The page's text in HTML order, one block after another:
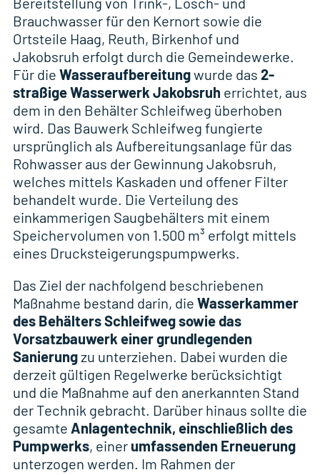
Brauchwasser für den Kernort sowie die
Ortsteile Haag, Reuth, Birkenhof und
Jakobsruh erfolgt durch die Gemeindewerke.
Für die Wasseraufbereitungwurde das 2-
straßige Wasserwerk Jakobsruh errichtet, aus
dem in den Behälter Schleifweg überhoben
wird. Das Bauwerk Schleifweg fungierte
ursprünglich als Aufbereitungsanlage für das
Rohwasser aus der Gewinnung Jakobsruh,
welches mittels Kaskaden und offener Filter
behandelt wurde. Die Verteilung des
einkammerigen Saugbehälters mit einem
Speichervolumen von 1.500 m³ erfolgt mittels
eines Drucksteigerungspumpwerks.
Das Ziel der nachfolgend beschriebenen
Maßnahme bestand darin, die Wasserkammer
des Behälters Schleifweg sowie das
Vorsatzbauwerk einer grundlegenden
Sanierungzu unterziehen. Dabei wurden die
derzeit gültigen Regelwerke berücksichtigt
und die Maßnahme auf den anerkannten Stand
der Technik gebracht. Darüber hinaus sollte die
gesamte Anlagentechnik, einschließlich des
Pumpwerks, einer umfassenden Erneuerung
unterzogen werden. Im Rahmen der